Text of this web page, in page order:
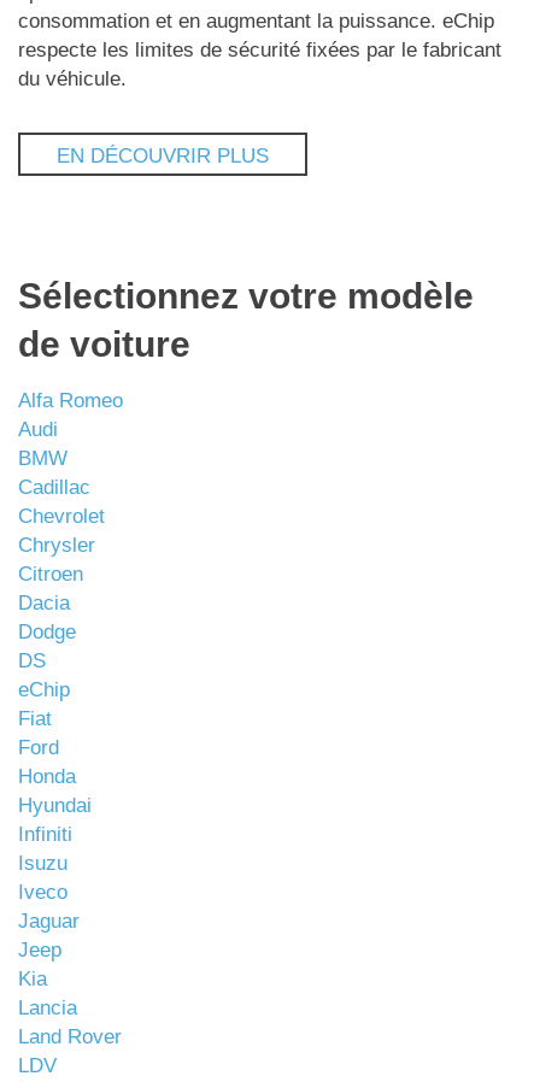
consommation et en augmentant la puissance. eChip
respecte les limites de sécurité fixées par le fabricant
du véhicule.
EN DÉCOUVRIR PLUS
Sélectionnez votre modèle
de voiture
Alfa Romeo
Audi
BMW
Cadillac
Chevrolet
Chrysler
Citroen
Dacia
Dodge
DS
eChip
Fiat
Ford
Honda
Hyundai
Infiniti
Isuzu
Iveco
Jaguar
Jeep
Kia
Lancia
Land Rover
LDV